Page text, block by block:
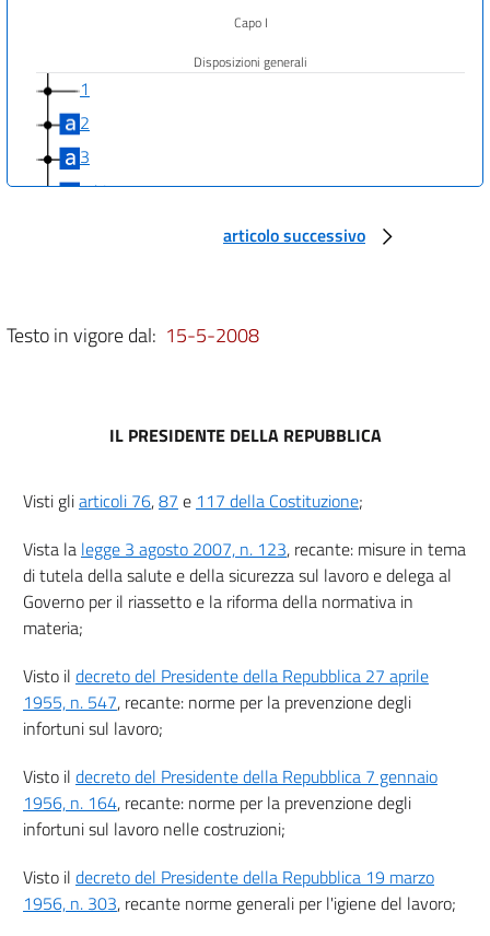
Capo I
Disposizioni generali
1
2
3
3 bis
5
10
12
13
14
14 bis
Capo III
Gestione della prevenzione nei luoghi di lavoro
Sezione
I
MISURE DI TUTELA E OBBLIGHI
15
16
articolo successivo
Testo in vigore dal: 15-5-2008
IL PRESIDENTE DELLA REPUBBLICA
Visti gliarticoli 76,87 e 117 della Costituzione;
Vista la legge 3 agosto 2007, n. 123, recante: misure in tema
di tutela della salute e della sicurezza sul lavoro e delega al
Governo per il riassetto e la riforma della normativa in
materia;
Visto il decreto del Presidente della Repubblica 27 aprile
1955, n. 547, recante: norme per la prevenzione degli
infortuni sul lavoro;
Visto il decreto del Presidente della Repubblica 7 gennaio
1956, n. 164, recante: norme per la prevenzione degli
infortuni sul lavoro nelle costruzioni;
Visto il decreto del Presidente della Repubblica 19 marzo
1956, n. 303, recante norme generali per l'igiene del lavoro;